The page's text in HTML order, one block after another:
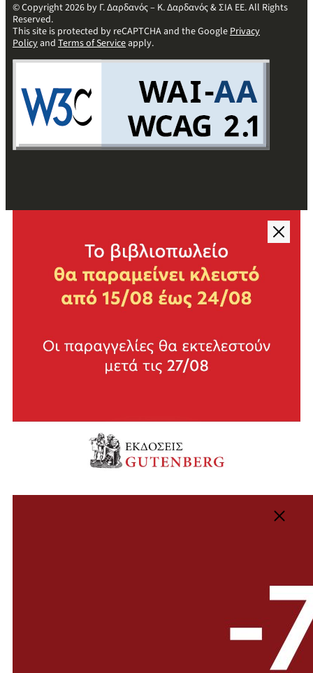
© Copyright 2026 by Γ. Δαρδανός – Κ. Δαρδανός & ΣΙΑ ΕΕ. All Rights
Reserved.
This site is protected by reCAPTCHA and the GooglePrivacy
Policyand Terms of Serviceapply.